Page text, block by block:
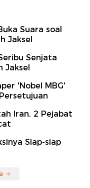
Suara soal
Jaksel
Senjata
Jaksel
'Nobel MBG'
Iran, 2 Pejabat
Siap-siap